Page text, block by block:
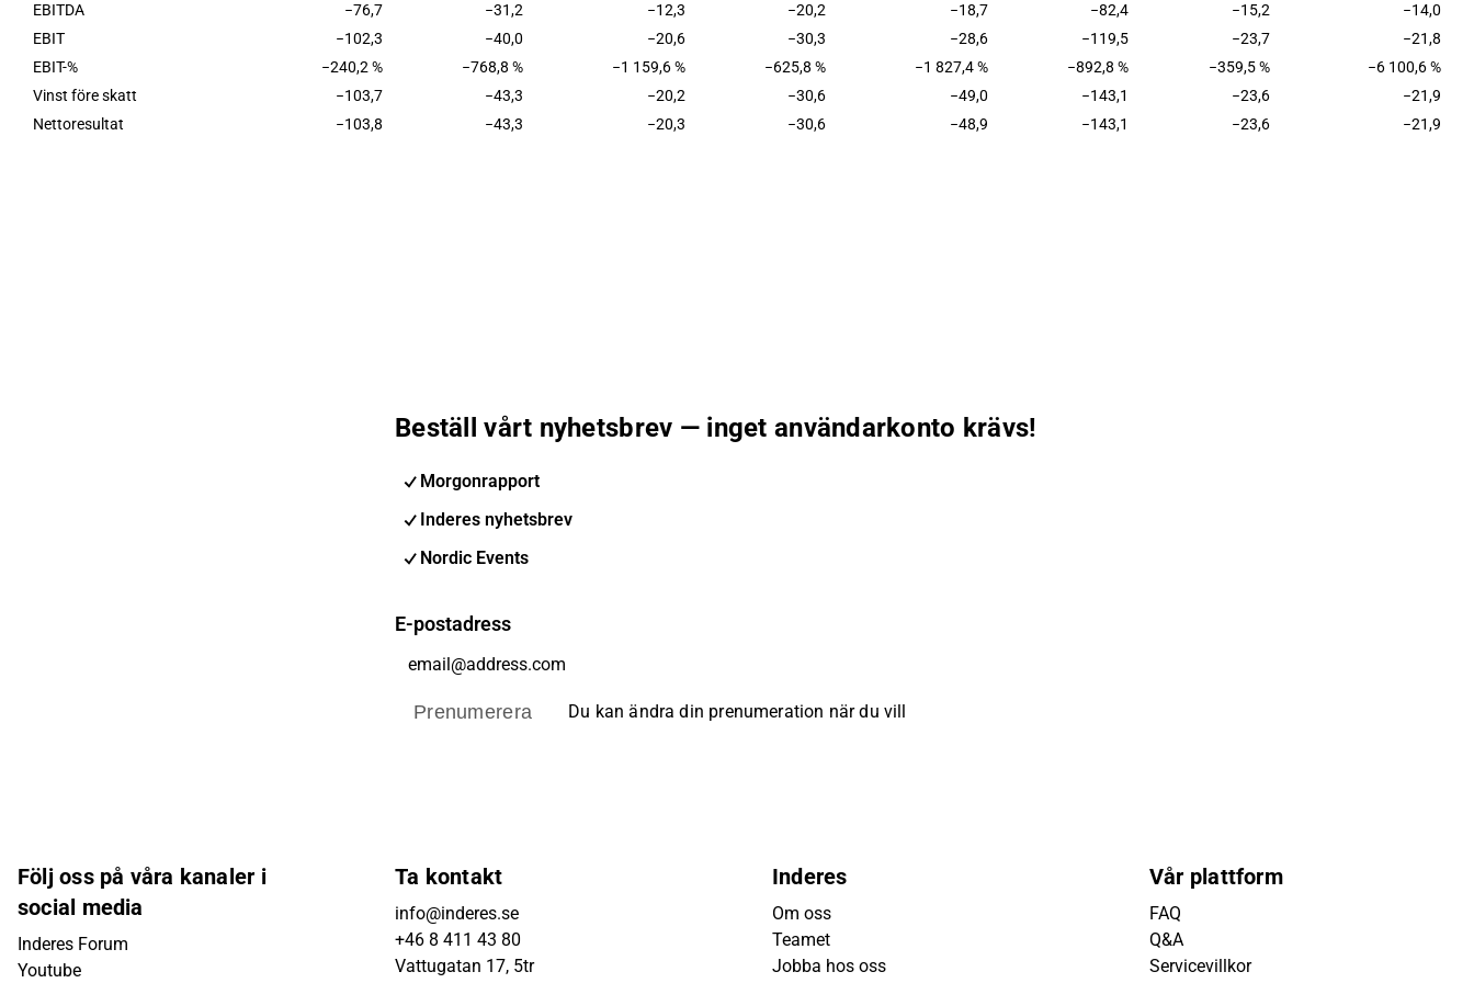
EBITDA
−76,7 −31,2 −12,3 −20,2 −18,7 −82,4 −15,2
−14,0
EBIT
−102,3 −40,0 −20,6 −30,3 −28,6 −119,5 −23,7
−21,8
EBIT-%
−240,2 % −768,8 % −1 159,6 % −625,8 % −1 827,4 % −892,8 % −359,5 %
−6 100,6 %
Vinst före skatt
−103,7 −43,3 −20,2 −30,6 −49,0 −143,1 −23,6
−21,9
Nettoresultat
−103,8 −43,3 −20,3 −30,6 −48,9 −143,1 −23,6 −21,9
Beställ vårt nyhetsbrev — inget användarkonto krävs!
Morgonrapport
Inderes nyhetsbrev
Nordic Events
E-postadress
Prenumerera Du kan ändra din prenumeration när du vill
Följ oss på våra kanaler i
social media
Inderes Forum
Youtube
Ta kontakt
info@inderes.se
+46 8 411 43 80
Vattugatan 17, 5tr
Inderes
Om oss
Teamet
Jobba hos oss
Vår plattform
FAQ
Q&A
Servicevillkor